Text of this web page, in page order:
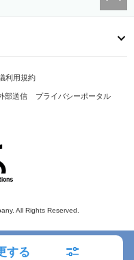
する
利用規約
部送信 プライバシーポータル
All Rights Reserved.